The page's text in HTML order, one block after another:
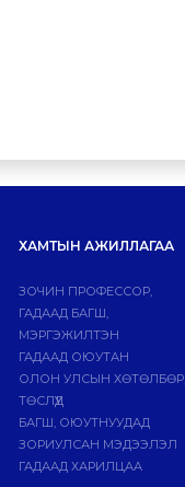
ХАМТЫН АЖИЛЛАГАА
ЗОЧИН ПРОФЕССОР,
ГАДААД БАГШ,
МЭРГЭЖИЛТЭН
ГАДААД ОЮУТАН
ОЛОН УЛСЫН ХӨТӨЛБӨР,
ТӨСЛҮҮД
БАГШ, ОЮУТНУУДАД
ЗОРИУЛСАН МЭДЭЭЛЭЛ
ГАДААД ХАРИЛЦАА